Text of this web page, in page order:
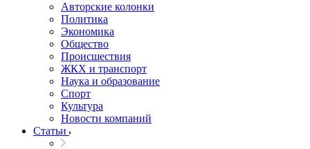
Авторские колонки
Политика
Экономика
Общество
Происшествия
ЖКХ и транспорт
Наука и образование
Спорт
Культура
Новости компаний
Статьи